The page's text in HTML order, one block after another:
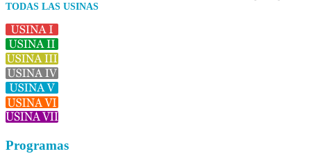
TODAS LAS USINAS
Programas